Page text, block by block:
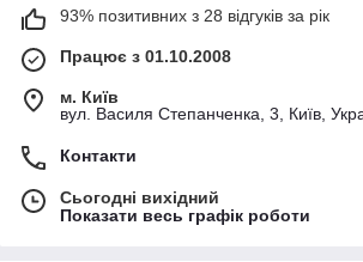
93% позитивних з 28 відгуків за рік
Працює з 01.10.2008
м. Київ
вул. Василя Степанченка, 3, Київ,
Контакти
Сьогодні вихідний
Показати весь графік роботи